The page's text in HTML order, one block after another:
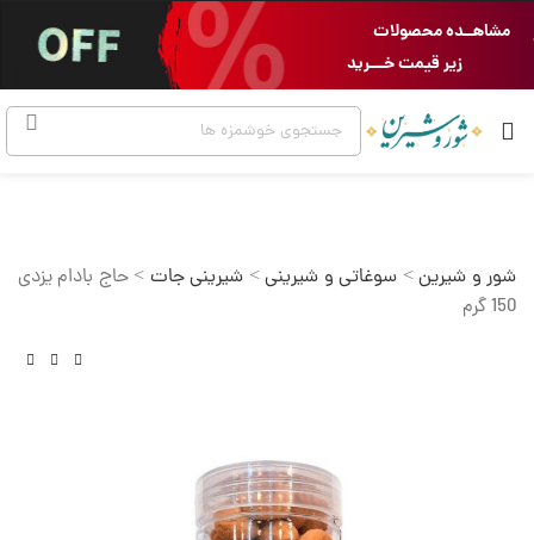
مشاهــده محصولات
زیر قیمت خـــرید
شور و شیرین> سوغاتی و شیرینی> شیرینی جات >حاج بادام یزدی
150 گرم